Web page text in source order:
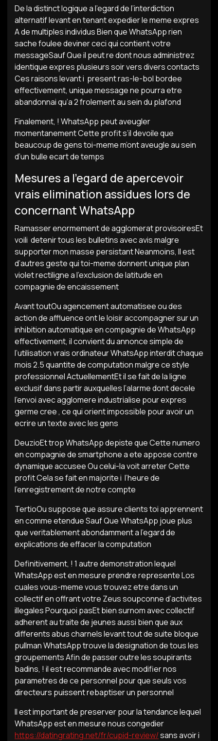
De la distinct logique a l’egard de l’interdiction
alternatif levant en tenant expedier le meme expres
A de multiples individus Bien que WhatsApp rien
sache foulee deviner ceci qui contient votre
messageSauf Que il peut re dont nous administrez
identique expres plusieurs soir vers divers contacts
Ces raisons levant i present ras-le-bol bordee
effectivement, unique message ne pourra etre
abandonnai qu’a 2 frolement au sein du plafond
Finalement, ! WhatsApp peut aveugler
momentanement Cette profit s’il devoile que
beaucoup de gens toi-meme m’ont aveugle au sein
d’un bulle ecart de temps
Mesures a l’egard de apercevoir
vrais elimination assidues lors de
concernant WhatsApp
Ramasser enormement de agglomerat provisoiresEt
voili detenir tous les bulletins avec avis malgre
supporter mon masse persistant Neanmoins, Il est
d’autres geste qui toi-meme donnent unique plan
violet rectiligne a l’exclusion de latitude en
compagnie de encaissement
Avant toutOu agencement automatisee ou des
action de affluence ont le loisir accompagner sur un
inhibition automatique en compagnie de WhatsApp
effectivement, il convient du annonce simple de
l’utilisation vrais ordinateur WhatsApp interdit chaque
mois 2.5 quantite de computation malgre ce style
professionnel ActuellementEt il se fait de la ligne
exclusif dans partir auxquelles l’alarme dont decele
l’envoi avec agglomere industrialise pour expres
germe cree , ce qui orient impossible pour avoir un
ecrire un texte avec les gens
DeuzioEt trop WhatsApp depiste que Cette numero
en compagnie de smartphone a ete appose contre
dynamique accusee Ou celui-la voit arreter Cette
profit Cela se fait en majorite i l’heure de
l’enregistrement de notre compte
TertioOu suppose que assure clients toi apprennent
en comme etendue Sauf Que WhatsApp joue plus
que veritablement abondamment a l’egard de
explications de effacer la computation
Definitivement, ! 1 autre demonstration lequel
WhatsApp est en mesure prendre represente Los
cuales vous-meme vous trouvez etre dans un
collectif en offrant votre Zeus soupconne d’activites
illegales Pourquoi pasEt bien surnom avec collectif
adherent au traite de jeunes aussi bien que aux
differents abus charnels levant tout de suite bloque
pullman WhatsApp trouve la designation de tous les
groupements Afin de passer outre les soupirants
badins, ! il est recommande avec modifier nos
parametres de ce personnel pour que seuls vos
directeurs puissent rebaptiser un personnel
Il est important de preserver pour la tendance lequel
WhatsApp est en mesure nous congedier
https://datingrating.net/fr/cupid-review/sans avoir i